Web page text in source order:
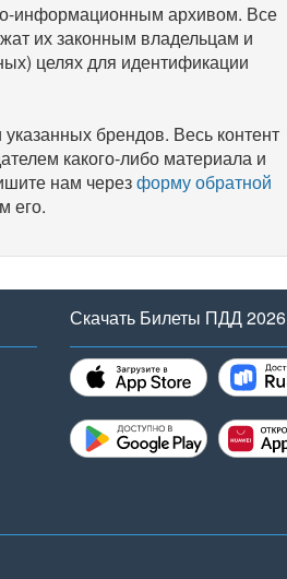
информационным архивом. Все
их законным владельцам и
целях для идентификации
брендов. Весь контент
какого-либо материала и
нам черезформу обратной
его.
Скачать Билеты ПДД 2026